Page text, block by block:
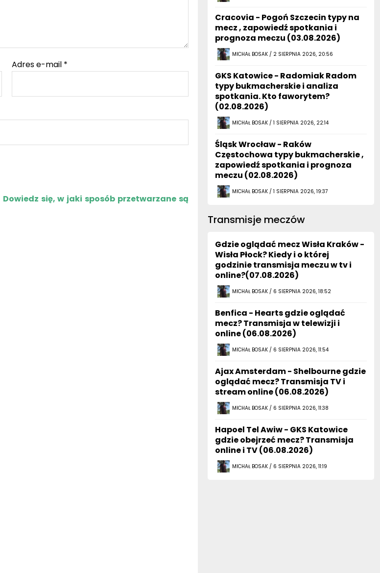
Adres e-mail *
Dowiedz się, w jaki sposób przetwarzane są
Cracovia - Pogoń Szczecin typy na
mecz , zapowiedź spotkania i
prognoza meczu (03.08.2026)
MICHAŁ BOSAK / 2 SIERPNIA 2026, 20:56
GKS Katowice - Radomiak Radom
typy bukmacherskie i analiza
spotkania. Kto faworytem?
(02.08.2026)
MICHAŁ BOSAK / 1 SIERPNIA 2026, 22:14
Śląsk Wrocław - Raków
Częstochowa typy bukmacherskie ,
zapowiedź spotkania i prognoza
meczu (02.08.2026)
MICHAŁ BOSAK / 1 SIERPNIA 2026, 19:37
Transmisje meczów
Gdzie oglądać mecz Wisła Kraków -
Wisła Płock? Kiedy i o której
godzinie transmisja meczu w tv i
online?(07.08.2026)
MICHAŁ BOSAK / 6 SIERPNIA 2026, 18:52
Benfica - Hearts gdzie oglądać
mecz? Transmisja w telewizji i
online (06.08.2026)
MICHAŁ BOSAK / 6 SIERPNIA 2026, 11:54
Ajax Amsterdam - Shelbourne gdzie
oglądać mecz? Transmisja TV i
stream online (06.08.2026)
MICHAŁ BOSAK / 6 SIERPNIA 2026, 11:38
Hapoel Tel Awiw - GKS Katowice
gdzie obejrzeć mecz? Transmisja
online i TV (06.08.2026)
MICHAŁ BOSAK / 6 SIERPNIA 2026, 11:19